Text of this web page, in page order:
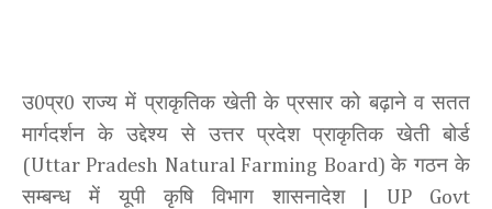
उ0प्र0 राज्य में प्राकृतिक खेती के प्रसार को बढ़ाने व सतत
मार्गदर्शन के उद्देश्य से उत्तर प्रदेश प्राकृतिक खेती बोर्ड
(Uttar Pradesh Natural Farming Board)के गठन के
सम्बन्ध में यूपी कृषि विभाग शासनादेश
| UP Govt